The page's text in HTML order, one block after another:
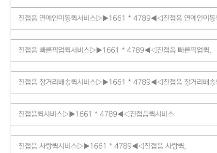
진접읍 연예인이동퀵서비스▷▶1661 * 4789◀◁진접읍 연예인이동
진접읍 빠른픽업퀵서비스▷▶1661 * 4789◀◁진접읍 빠른픽업퀵,
진접읍 장거리배송퀵서비스▷▶1661 * 4789◀◁진접읍 장거리배송
진접읍퀵서비스▷▶1661 * 4789◀◁진접읍퀵서비스
진접읍 사랑퀵서비스▷▶1661 * 4789◀◁진접읍 사랑퀵,